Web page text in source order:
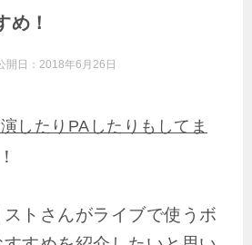
め！
開日： 2018年6月26日
したりPAしたりもしてま
トさんがライブで使うボ